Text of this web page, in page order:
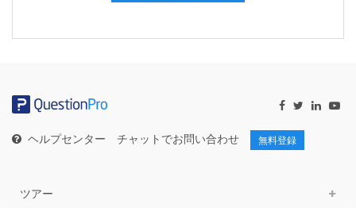
ヘルプセンター チャットでお問い合わせ 無料登録
ツアー